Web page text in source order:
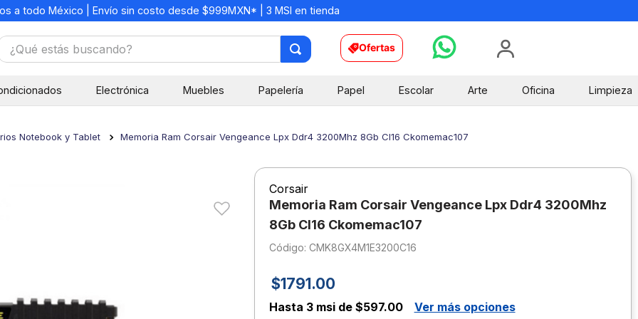
a todo México | Envío sin costo desde $999MXN* | 3 MSI en tienda
estás buscando? Ofertas
Electrónica Muebles Papelería Papel Escolar Arte Oficina Limpieza
Notebook y Tablet Memoria Ram Corsair Vengeance Lpx Ddr4 3200Mhz 8Gb Cl16 Ckomemac107
Corsair
Memoria Ram Corsair Vengeance Lpx Ddr4 3200Mhz
8Gb Cl16 Ckomemac107
: CMK8GX4M1E3200C16
$1791.00
Hasta 3 msi de $597.00
Ver más opciones
9.
lapiz